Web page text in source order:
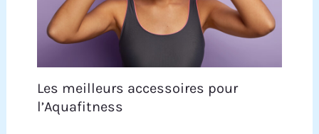
Les meilleurs accessoires pour
l’Aquafitness